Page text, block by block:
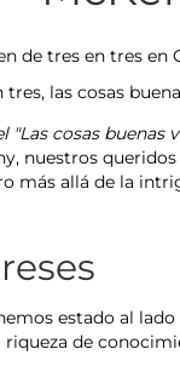
de tres en tres
"Las cosas
nuestros
más allá de la
estado al
de